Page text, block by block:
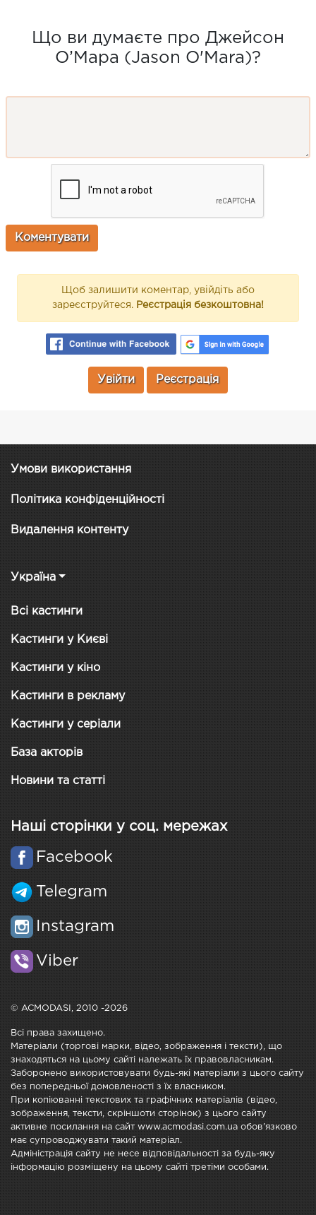
Що ви думаєте про Джейсон
О’Мара (Jason O'Mara)?
Щоб залишити коментар, увійдіть або
зареєструйтеся. Реєстрація безкоштовна!
Увійти Реєстрація
Умови використання
Політика конфіденційності
Видалення контенту
Україна
Всі кастинги
Кастинги у Києві
Кастинги у кіно
Кастинги в рекламу
Кастинги у серіали
База акторів
Новини та статті
Наші сторінки у соц. мережах
Facebook
Telegram
Instagram
Viber
© ACMODASI, 2010 -2026
Всі права захищено.
Матеріали (торгові марки, відео, зображення і тексти), що
знаходяться на цьому сайті належать їх правовласникам.
Заборонено використовувати будь-які матеріали з цього сайту
без попередньої домовленості з їх власником.
При копіюванні текстових та графічних матеріалів (відео,
зображення, тексти, скріншоти сторінок) з цього сайту
активне посилання на сайт www.acmodasi.com.ua обов'язково
має супроводжувати такий матеріал.
Адміністрація сайту не несе відповідальності за будь-яку
інформацію розміщену на цьому сайті третіми особами.